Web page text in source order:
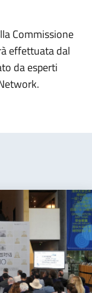
Commissione
effettuata dal
da esperti